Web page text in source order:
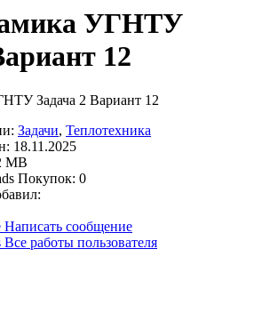
УГНТУ
12
Задачи, Теплотехника
18.11.2025
MB
Покупок: 0
Написать сообщение
Все работы пользователя